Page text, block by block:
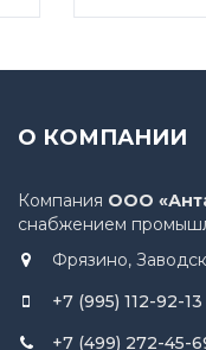
О КОМПАНИИ
Компания ООО
снабжением
Фрязино,
+7 (995) 112-92-13
+7 (499) 272-45-